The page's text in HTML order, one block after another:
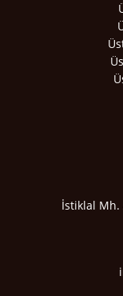
İstiklal Mh.